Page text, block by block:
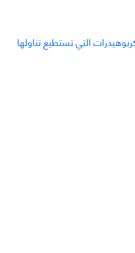
التي تستطيع تناولها